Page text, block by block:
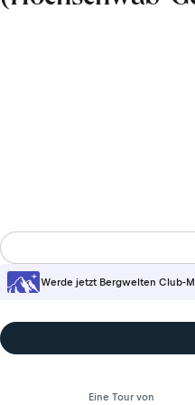
Werde jetzt Bergwelten Club-
Eine Tour von